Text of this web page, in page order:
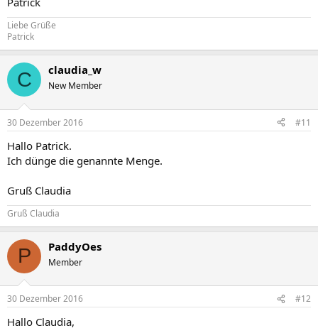
Liebe Grüße
Patrick
C claudia_w
New Member
30 Dezember 2016 #11
Hallo Patrick.
Ich dünge die genannte Menge.
Gruß Claudia
Gruß Claudia
P PaddyOes
Member
30 Dezember 2016 #12
Hallo Claudia,